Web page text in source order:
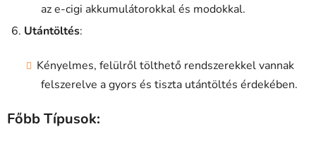
az e-cigi akkumulátorokkal és modokkal.
Utántöltés:
Kényelmes, felülről tölthető rendszerekkel vannak
felszerelve a gyors és tiszta utántöltés érdekében.
Főbb Típusok: